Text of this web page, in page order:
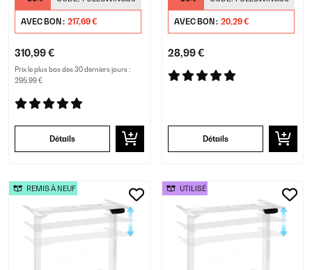
AVEC BON : 217,69 €
310,99 €
Prix le plus bas des 30 derniers jours :
295,99 €
Détails
AVEC BON : 20,29 €
28,99 €
Détails
REMIS À NEUF UTILISÉ